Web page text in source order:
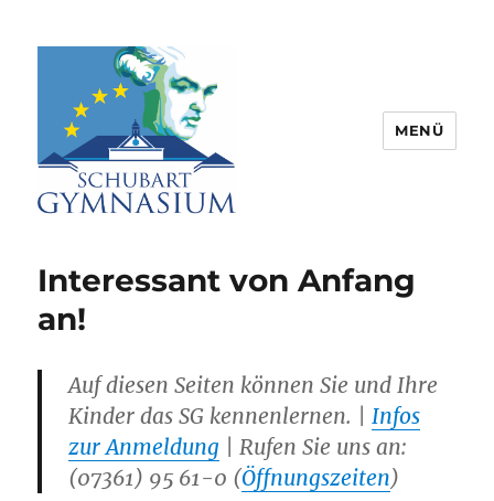
Partnerschule für Europa |
Rombacherstr. 30 | 73430 Aalen
MENÜ
Interessant von Anfang
an!
Auf diesen Seiten können Sie und Ihre
Kinder das SG kennenlernen. |Infos
zur Anmeldung | Rufen Sie uns an:
(07361) 95 61-0 (Öffnungszeiten)